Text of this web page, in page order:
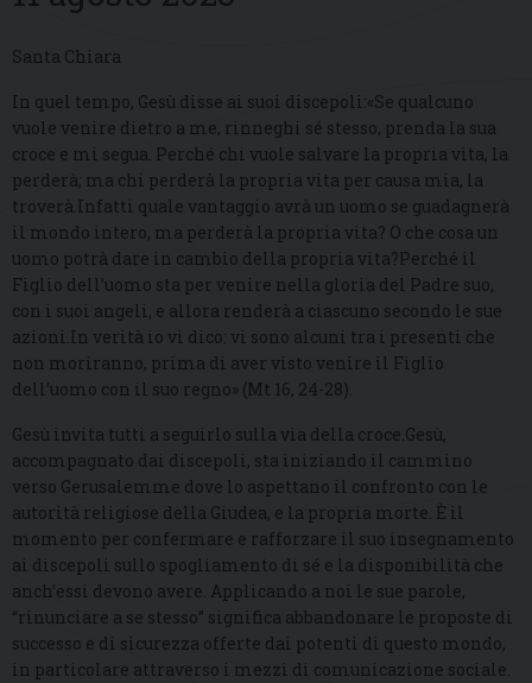
Santa Chiara
In quel tempo, Gesù disse ai suoi discepoli:«Se qualcuno
vuole venire dietro a me, rinneghi sé stesso, prenda la sua
croce e mi segua. Perché chi vuole salvare la propria vita, la
perderà; ma chi perderà la propria vita per causa mia, la
troverà.Infatti quale vantaggio avrà un uomo se guadagnerà
il mondo intero, ma perderà la propria vita? O che cosa un
uomo potrà dare in cambio della propria vita?Perché il
Figlio dell’uomo sta per venire nella gloria del Padre suo,
con i suoi angeli, e allora renderà a ciascuno secondo le sue
azioni.In verità io vi dico: vi sono alcuni tra i presenti che
non moriranno, prima di aver visto venire il Figlio
dell’uomo con il suo regno» (Mt 16, 24-28).
Gesù invita tutti a seguirlo sulla via della croce.Gesù,
accompagnato dai discepoli, sta iniziando il cammino
verso Gerusalemme dove lo aspettano il confronto con le
autorità religiose della Giudea, e la propria morte. È il
momento per confermare e rafforzare il suo insegnamento
ai discepoli sullo spogliamento di sé e la disponibilità che
anch’essi devono avere. Applicando a noi le sue parole,
“rinunciare a se stesso” significa abbandonare le proposte di
successo e di sicurezza offerte dai potenti di questo mondo,
in particolare attraverso i mezzi di comunicazione sociale.